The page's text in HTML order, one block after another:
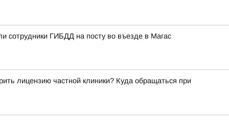
сотрудники ГИБДД на посту во въезде в Магас
лицензию частной клиники? Куда обращаться при